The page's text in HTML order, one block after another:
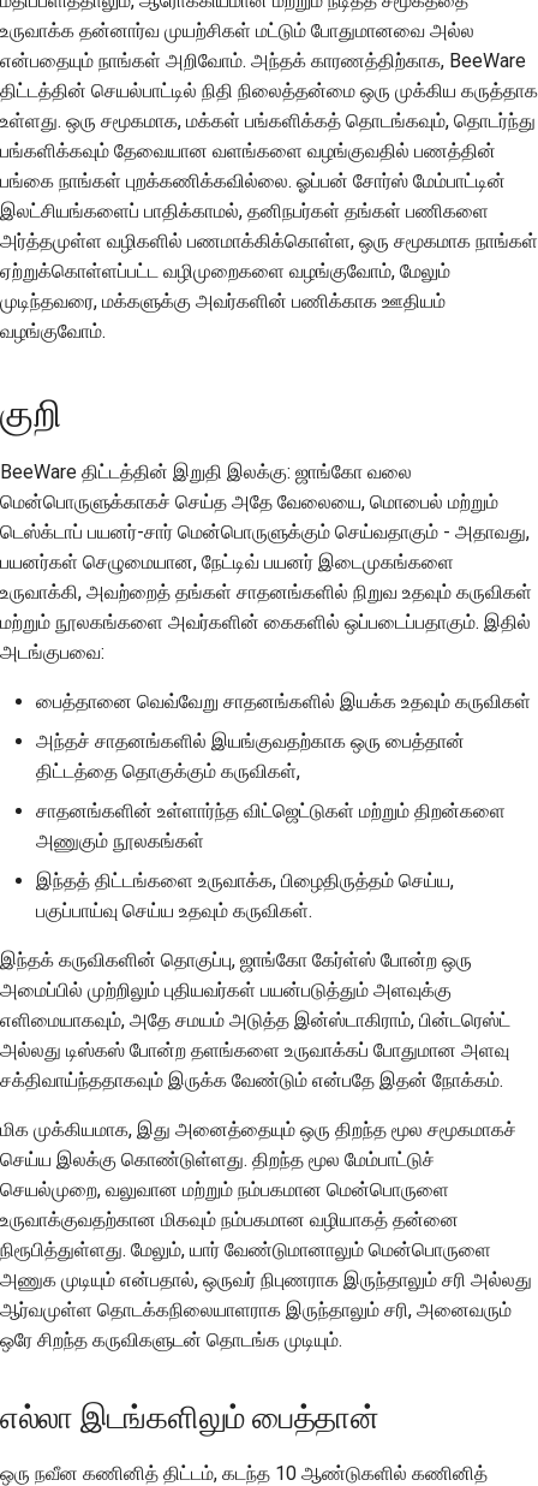
உருவாக்க தன்னார்வ முயற்சிகள் மட்டும் போதுமானவை அல்ல
என்பதையும் நாங்கள் அறிவோம். அந்தக் காரணத்திற்காக, BeeWare
திட்டத்தின் செயல்பாட்டில் நிதி நிலைத்தன்மை ஒரு முக்கிய கருத்தாக
உள்ளது. ஒரு சமூகமாக, மக்கள் பங்களிக்கத் தொடங்கவும், தொடர்ந்து
பங்களிக்கவும் தேவையான வளங்களை வழங்குவதில் பணத்தின்
பங்கை நாங்கள் புறக்கணிக்கவில்லை. ஓப்பன் சோர்ஸ் மேம்பாட்டின்
இலட்சியங்களைப் பாதிக்காமல், தனிநபர்கள் தங்கள் பணிகளை
அர்த்தமுள்ள வழிகளில் பணமாக்கிக்கொள்ள, ஒரு சமூகமாக நாங்கள்
ஏற்றுக்கொள்ளப்பட்ட வழிமுறைகளை வழங்குவோம், மேலும்
முடிந்தவரை, மக்களுக்கு அவர்களின் பணிக்காக ஊதியம்
வழங்குவோம்.
குறி
BeeWare திட்டத்தின் இறுதி இலக்கு: ஜாங்கோ வலை
மென்பொருளுக்காகச் செய்த அதே வேலையை, மொபைல் மற்றும்
டெஸ்க்டாப் பயனர்-சார் மென்பொருளுக்கும் செய்வதாகும் - அதாவது,
பயனர்கள் செழுமையான, நேட்டிவ் பயனர் இடைமுகங்களை
உருவாக்கி, அவற்றைத் தங்கள் சாதனங்களில் நிறுவ உதவும் கருவிகள்
மற்றும் நூலகங்களை அவர்களின் கைகளில் ஒப்படைப்பதாகும். இதில்
அடங்குபவை:
பைத்தானை வெவ்வேறு சாதனங்களில் இயக்க உதவும் கருவிகள்
அந்தச் சாதனங்களில் இயங்குவதற்காக ஒரு பைத்தான்
திட்டத்தை தொகுக்கும் கருவிகள்,
சாதனங்களின் உள்ளார்ந்த விட்ஜெட்டுகள் மற்றும் திறன்களை
அணுகும் நூலகங்கள்
இந்தத் திட்டங்களை உருவாக்க, பிழைதிருத்தம் செய்ய,
பகுப்பாய்வு செய்ய உதவும் கருவிகள்.
இந்தக் கருவிகளின் தொகுப்பு, ஜாங்கோ கேர்ள்ஸ் போன்ற ஒரு
அமைப்பில் முற்றிலும் புதியவர்கள் பயன்படுத்தும் அளவுக்கு
எளிமையாகவும், அதே சமயம் அடுத்த இன்ஸ்டாகிராம், பின்டரெஸ்ட்
அல்லது டிஸ்கஸ் போன்ற தளங்களை உருவாக்கப் போதுமான அளவு
சக்திவாய்ந்ததாகவும் இருக்க வேண்டும் என்பதே இதன் நோக்கம்.
மிக முக்கியமாக, இது அனைத்தையும் ஒரு திறந்த மூல சமூகமாகச்
செய்ய இலக்கு கொண்டுள்ளது. திறந்த மூல மேம்பாட்டுச்
செயல்முறை, வலுவான மற்றும் நம்பகமான மென்பொருளை
உருவாக்குவதற்கான மிகவும் நம்பகமான வழியாகத் தன்னை
நிரூபித்துள்ளது. மேலும், யார் வேண்டுமானாலும் மென்பொருளை
அணுக முடியும் என்பதால், ஒருவர் நிபுணராக இருந்தாலும் சரி அல்லது
ஆர்வமுள்ள தொடக்கநிலையாளராக இருந்தாலும் சரி, அனைவரும்
ஒரே சிறந்த கருவிகளுடன் தொடங்க முடியும்.
எல்லா இடங்களிலும் பைத்தான்
ஒரு நவீன கணினித் திட்டம், கடந்த 10 ஆண்டுகளில் கணினித்